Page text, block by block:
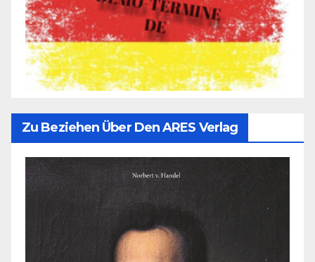
Zu Beziehen Über Den ARES Verlag